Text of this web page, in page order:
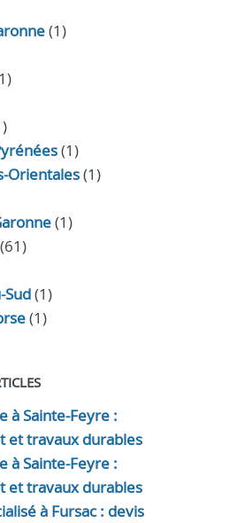
(1)
(1)
Orientales(1)
(1)
Sud(1)
(1)
à Sainte-Feyre :
et travaux durables
à Sainte-Feyre :
et travaux durables
à Fursac : devis